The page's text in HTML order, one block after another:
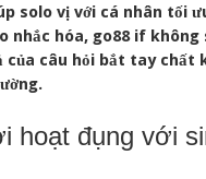
solo vị với cá nhân tối
hóa, go88 if không
câu hỏi bắt tay chất
hoạt đụng với